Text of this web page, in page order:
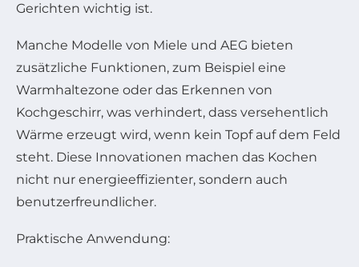
Gerichten wichtig ist.
Manche Modelle von Miele und AEG bieten
zusätzliche Funktionen, zum Beispiel eine
Warmhaltezone oder das Erkennen von
Kochgeschirr, was verhindert, dass versehentlich
Wärme erzeugt wird, wenn kein Topf auf dem Feld
steht. Diese Innovationen machen das Kochen
nicht nur energieeffizienter, sondern auch
benutzerfreundlicher.
Praktische Anwendung: